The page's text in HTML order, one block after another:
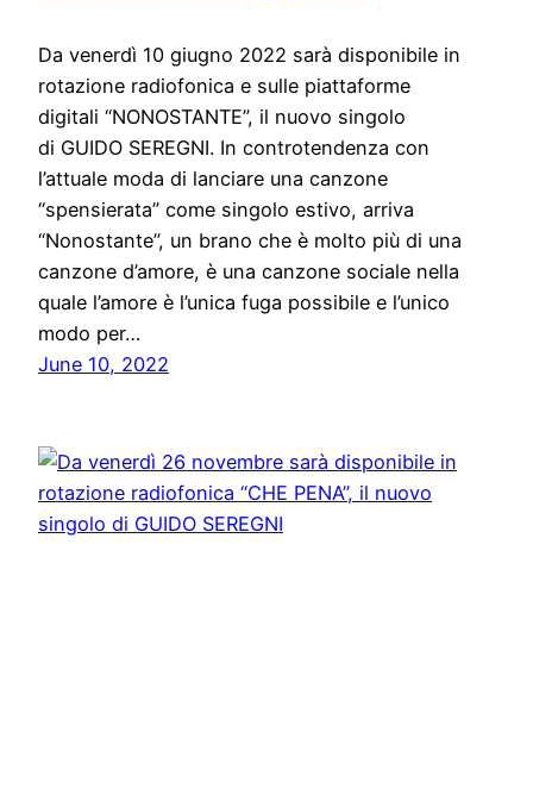
Da venerdì 10 giugno 2022 sarà disponibile in
rotazione radiofonica e sulle piattaforme
digitali “NONOSTANTE”, il nuovo singolo
di GUIDO SEREGNI. In controtendenza con
l’attuale moda di lanciare una canzone
“spensierata” come singolo estivo, arriva
“Nonostante”, un brano che è molto più di una
canzone d’amore, è una canzone sociale nella
quale l’amore è l’unica fuga possibile e l’unico
modo per…
June 10, 2022